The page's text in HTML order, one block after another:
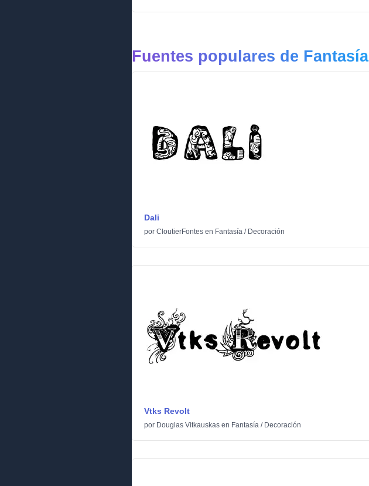
Fuentes populares de Fantasía
Dali
por CloutierFontes en Fantasía / Decoración
Vtks Revolt
por Douglas Vitkauskas en Fantasía / Decoración